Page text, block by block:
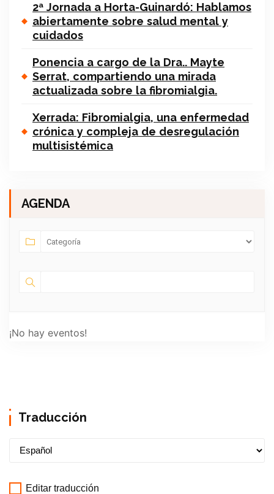
2ª Jornada a Horta-Guinardó: Hablamos
abiertamente sobre salud mental y
cuidados
Ponencia a cargo de la Dra.. Mayte
Serrat, compartiendo una mirada
actualizada sobre la fibromialgia.
Xerrada: Fibromialgia, una enfermedad
crónica y compleja de desregulación
multisistémica
AGENDA
¡No hay eventos!
Traducción
Editar traducción